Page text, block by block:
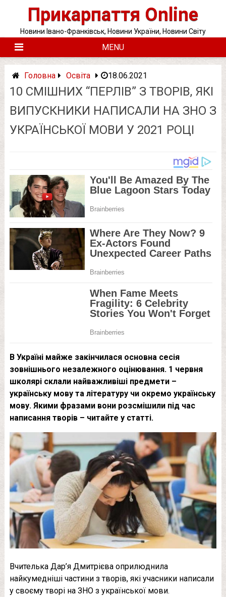
Прикарпаття Online
Новини Івано-Франківськ, Новини України, Новини Світу
MENU
Головна Освіта 18.06.2021
10 СМІШНИХ “ПЕРЛІВ” З ТВОРІВ, ЯКІ
ВИПУСКНИКИ НАПИСАЛИ НА ЗНО З
УКРАЇНСЬКОЇ МОВИ У 2021 РОЦІ
В Україні майже закінчилася основна сесія
зовнішнього незалежного оцінювання. 1 червня
школярі склали найважливіші предмети –
українську мову та літературу чи окремо українську
мову. Якими фразами вони розсмішили під час
написання творів – читайте у статті.
Вчителька Дар’я Дмитрієва оприлюднила
найкумедніші частини з творів, які учасники написали
у своєму творі на ЗНО з української мови.